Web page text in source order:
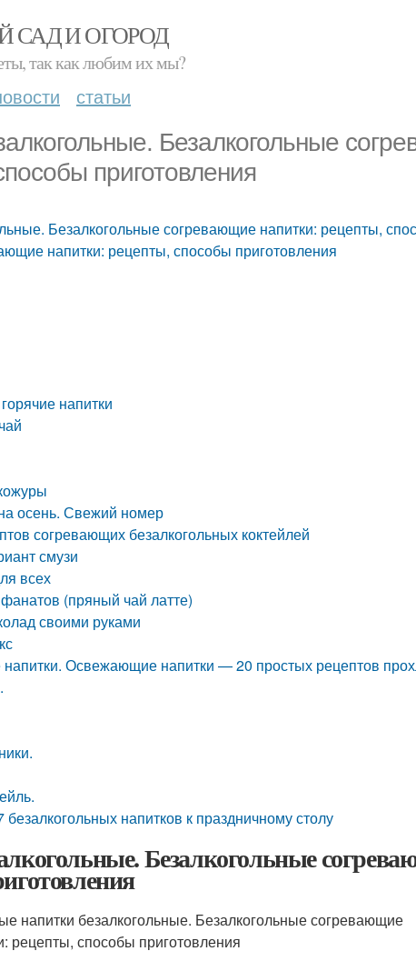
САД И ОГОРОД
так как любим их мы?
статьи
Безалкогольные
приготовления
Безалкогольные согревающие напитки: рецепты,
напитки: рецепты, способы приготовления
напитки
осень. Свежий номер
согревающих безалкогольных коктейлей
смузи
всех
(пряный чай латте)
своими руками
Освежающие напитки — 20 простых рецептов
напитков к праздничному столу
Безалкогольные